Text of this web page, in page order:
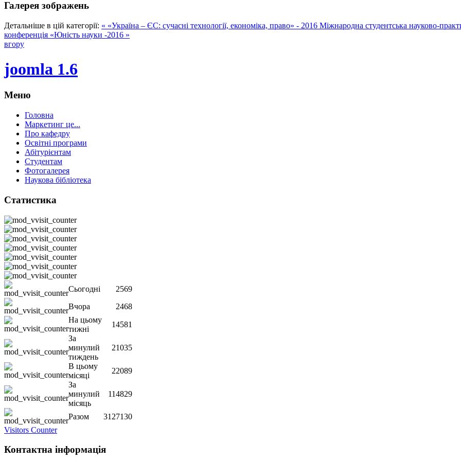
Галерея зображень
Детальніше в цій категорії: « «Україна – ЄС: сучасні технології, економіка, право» - 2016 Міжнародна студентська науково-
конференція «Юність науки -2016 »
вгору
joomla 1.6
Меню
Головна
Маркетинг це...
Про кафедру
Освітні програми
Абітурієнтам
Студентам
Фотогалерея
Наукова бібліотека
Статистика
Сьогодні
2569
Вчора
2468
На цьому
тижні
14581
За
минулий
тиждень
21035
В цьому
місяці
22089
За
минулий
місяць
114829
Разом
3127130
Visitors Counter
Контактна інформація